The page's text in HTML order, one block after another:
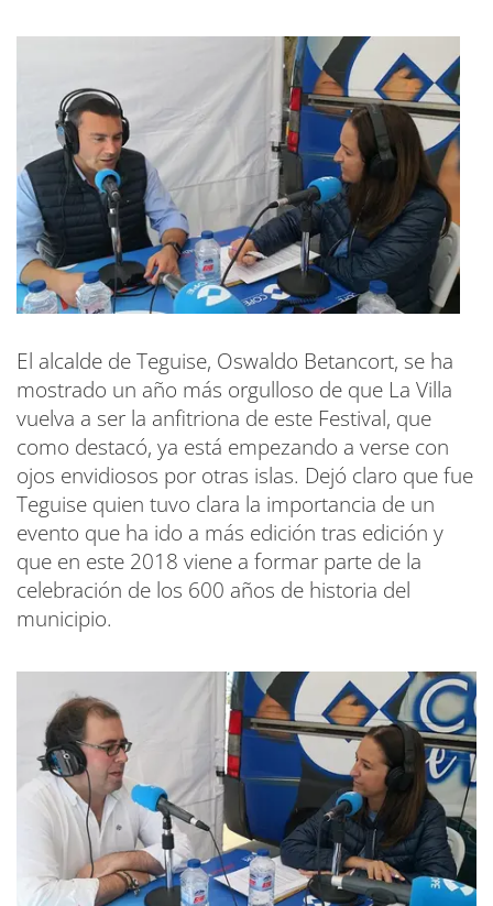
El alcalde de Teguise, Oswaldo Betancort, se ha
mostrado un año más orgulloso de que La Villa
vuelva a ser la anfitriona de este Festival, que
como destacó, ya está empezando a verse con
ojos envidiosos por otras islas. Dejó claro que fue
Teguise quien tuvo clara la importancia de un
evento que ha ido a más edición tras edición y
que en este 2018 viene a formar parte de la
celebración de los 600 años de historia del
municipio.